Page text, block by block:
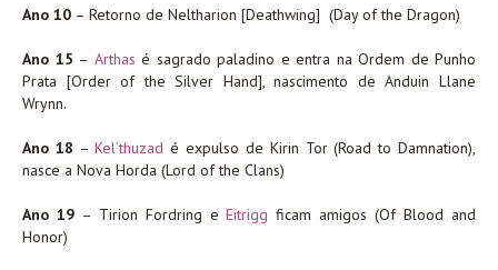
Ano 10 – Retorno de Neltharion [Deathwing] (Day of the Dragon)
Ano 15 – Arthas é sagrado paladino e entra na Ordem de Punho
Prata [Order of the Silver Hand], nascimento de Anduin Llane
Wrynn.
Ano 18 –Kel’thuzad é expulso de Kirin Tor (Road to Damnation),
nasce a Nova Horda (Lord of the Clans)
Ano 19– Tirion Fordring eEitrigg ficam amigos (Of Blood and
Honor)